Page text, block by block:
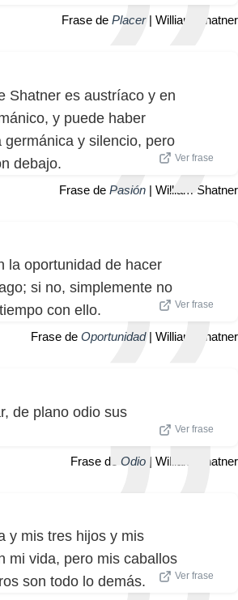
Frase de Placer| William Shatner
Shatner es austríaco y en
y puede haber
germánica y silencio, pero
debajo.
Ver frase
Frase de Pasión | William Shatner
la oportunidad de hacer
si no, simplemente no
con ello.
Ver frase
Frase de Oportunidad| William Shatner
de plano odio sus
Ver frase
Frase de Odio | William Shatner
y mis tres hijos y mis
mi vida, pero mis caballos
son todo lo demás.
Ver frase